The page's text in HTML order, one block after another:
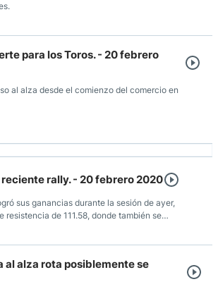
para los Toros. - 20 febrero
al alza desde el comienzo del comercio en
rally. - 20 febrero 2020
sus ganancias durante la sesión de ayer,
de 111.58, donde también se
el nivel más alto en más de ocho meses.
al alza rota posiblemente se